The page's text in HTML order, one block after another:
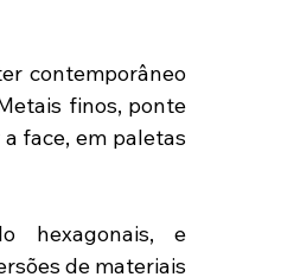
contemporâneo
finos, ponte
face, em paletas
hexagonais, e
de materiais